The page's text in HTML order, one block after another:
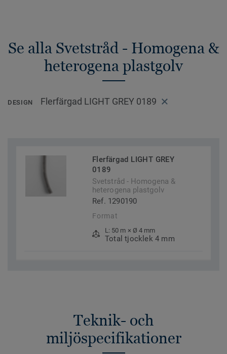
Se alla Svetstråd - Homogena &
heterogena plastgolv
DESIGN Flerfärgad LIGHT GREY 0189
Flerfärgad LIGHT GREY
0189
Svetstråd - Homogena &
heterogena plastgolv
Ref. 1290190
Format
L: 50 m × Ø 4 mm
Total tjocklek 4 mm
Teknik- och
miljöspecifikationer